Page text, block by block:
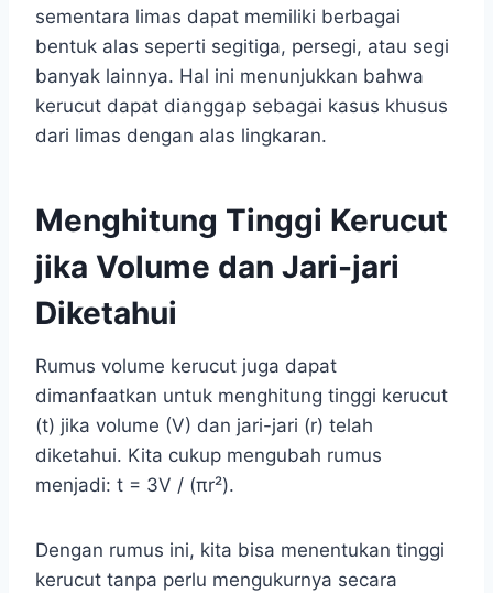
sementara limas dapat memiliki berbagai
bentuk alas seperti segitiga, persegi, atau segi
banyak lainnya. Hal ini menunjukkan bahwa
kerucut dapat dianggap sebagai kasus khusus
dari limas dengan alas lingkaran.
Menghitung Tinggi Kerucut
jika Volume dan Jari-jari
Diketahui
Rumus volume kerucut juga dapat
dimanfaatkan untuk menghitung tinggi kerucut
(t) jika volume (V) dan jari-jari (r) telah
diketahui. Kita cukup mengubah rumus
menjadi: t = 3V / (πr²).
Dengan rumus ini, kita bisa menentukan tinggi
kerucut tanpa perlu mengukurnya secara